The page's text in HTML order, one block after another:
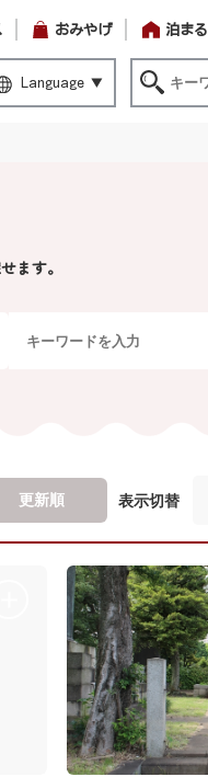
おみやげ 泊まる
Language
ます。
更新順 表示切替